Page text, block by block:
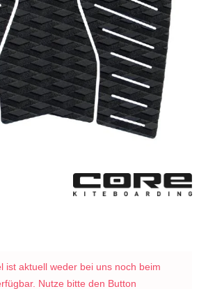
ist aktuell weder bei uns noch beim
Nutze bitte den Button